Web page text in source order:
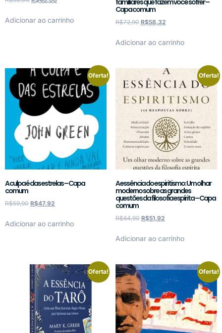
Adicionar ao carrinho
Capa comum
R$72,90 R$58,32
Adicionar ao carrinho
Oferta!
A culpa é das estrelas – Capa
comum
R$59,90 R$47,92
Adicionar ao carrinho
Oferta!
A essência do espiritismo: Um olhar
moderno sobre as grandes
questões da filosofia espírita – Capa
comum
R$64,90 R$51,92
Adicionar ao carrinho
Oferta! Oferta!